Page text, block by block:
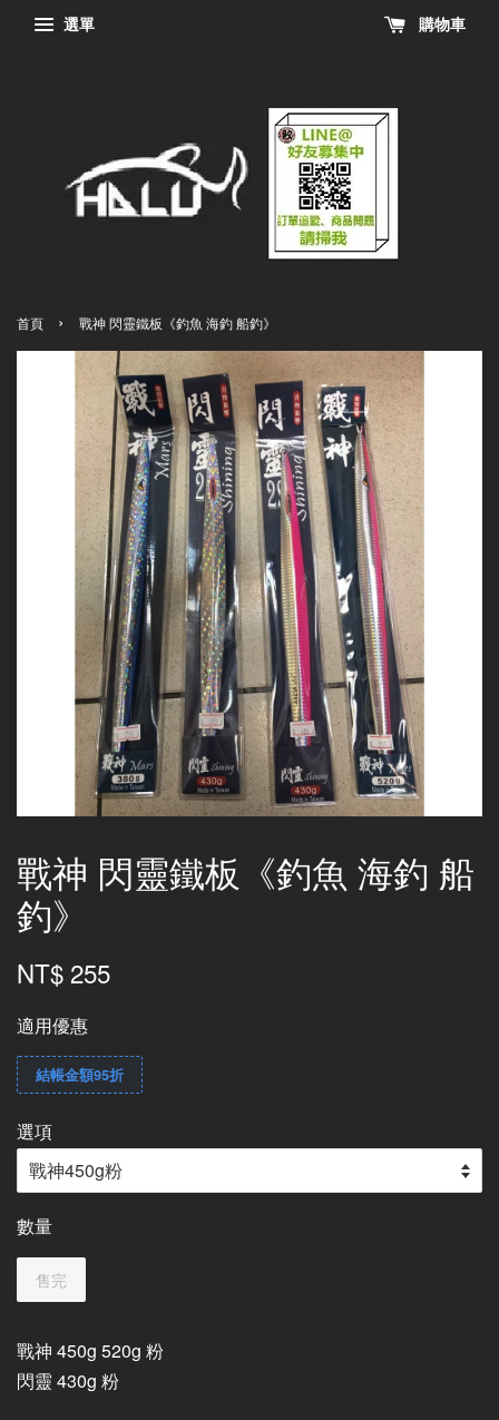
選單 購物車
首頁 › 戰神 閃靈鐵板《釣魚 海釣 船釣》
戰神 閃靈鐵板《釣魚 海釣 船
釣》
NT$ 255
適用優惠
結帳金額95折
選項
數量
售完
戰神 450g 520g 粉
閃靈 430g 粉